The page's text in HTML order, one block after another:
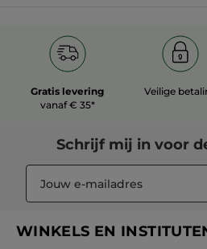
Gratis levering
vanaf € 35*
Veilige
Schrijf mij in voor
WINKELS EN